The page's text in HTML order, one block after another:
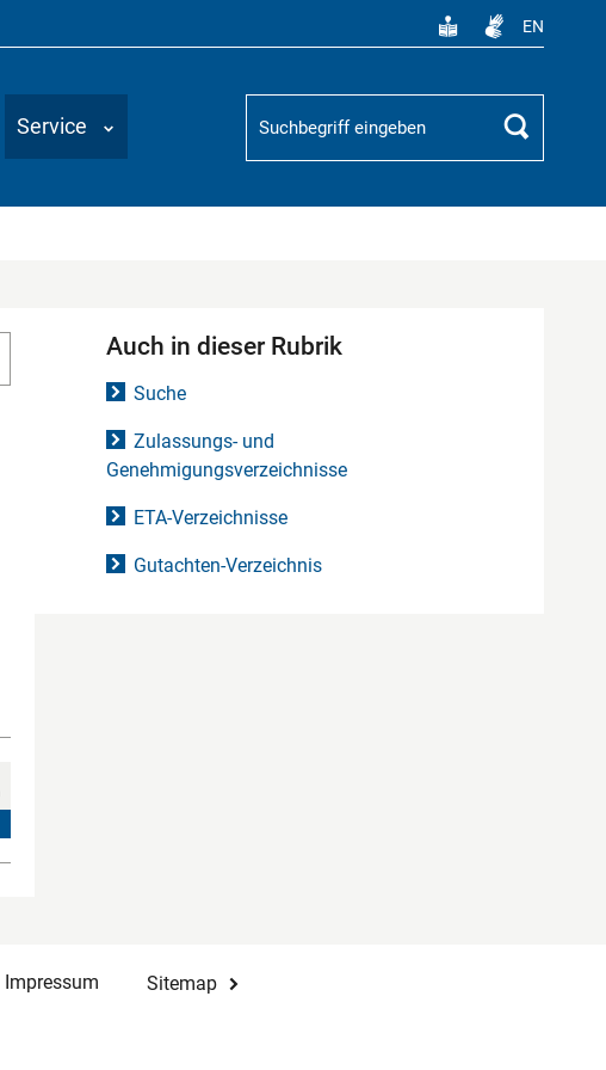
EN
Service
Suchbegriff
Suchen
Auch in dieser Rubrik
Suche
Zulassungs- und
Genehmigungsverzeichnisse
ETA-Verzeichnisse
Gutachten-Verzeichnis
Impressum Sitemap